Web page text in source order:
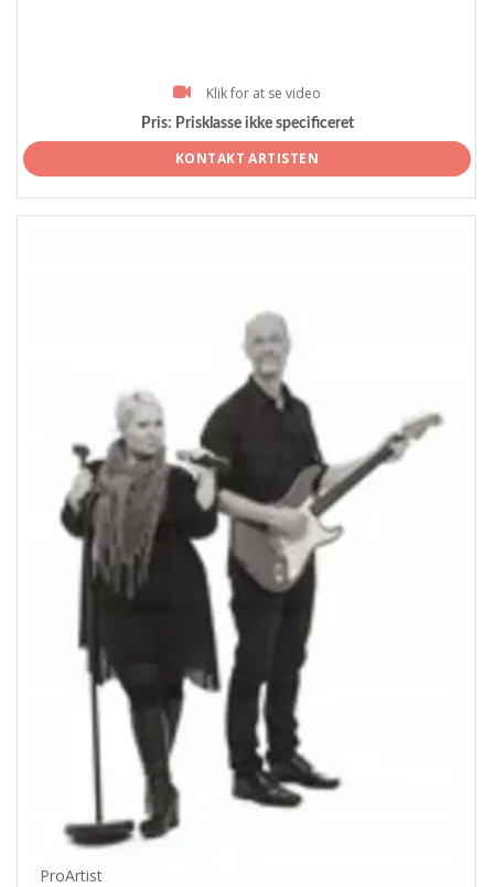
Klik for at se video
Pris: Prisklasse ikke specificeret
KONTAKT ARTISTEN
ProArtist